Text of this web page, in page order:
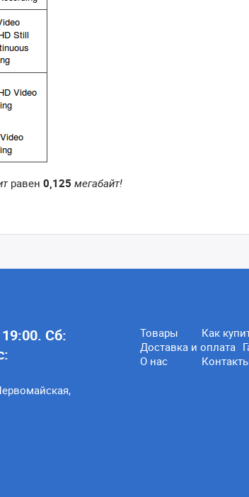
равен 0,125 мегабайт!
Сб:
Товары
Как
Доставка и оплата
О нас